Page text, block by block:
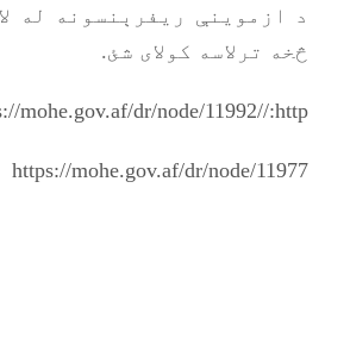
د ازموینې ریفرېنسونه له
څخه ترلاسه کولای شئ.
http://‏https://mohe.gov.af/dr/node/11992
https://mohe.gov.af/dr/node/11977